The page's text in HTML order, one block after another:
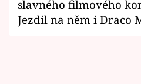
slavného filmového
Jezdil na něm i Draco